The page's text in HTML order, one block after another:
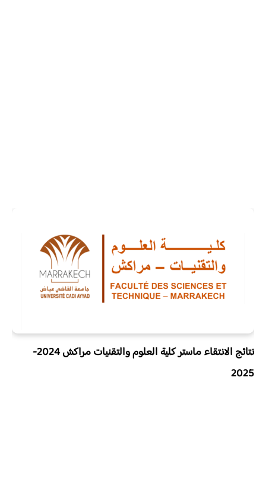
نتائج الانتقاء ماستر كلية العلوم والتقنيات مراكش 2024-
2025